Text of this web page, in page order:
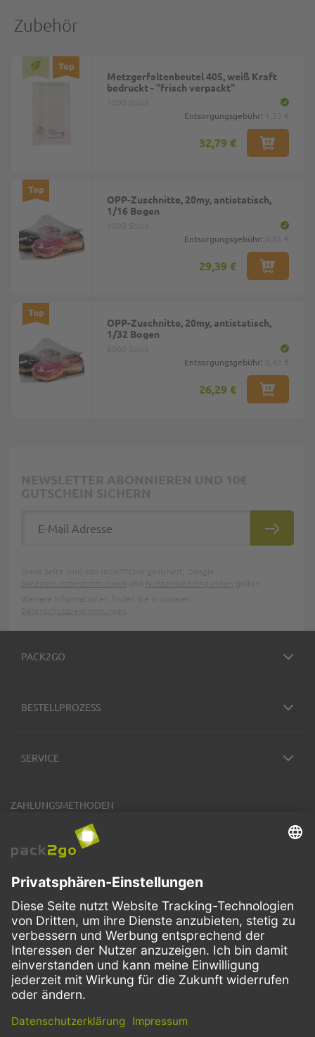
Zubehör
Top
Metzgerfaltenbeutel 405, weiß Kraft
bedruckt - ''frisch verpackt''
Entsorgungsgebühr:
32,79 €
Top
OPP-Zuschnitte, 20my, antistatisch,
1/16 Bogen
Entsorgungsgebühr:
29,39 €
Top
OPP-Zuschnitte, 20my, antistatisch,
1/32 Bogen
Entsorgungsgebühr:
26,29 €
PACK2GO
BESTELLPROZESS
SERVICE
ZAHLUNGSMETHODEN
VERSANDARTEN
FacebookInstagramLinkedIn